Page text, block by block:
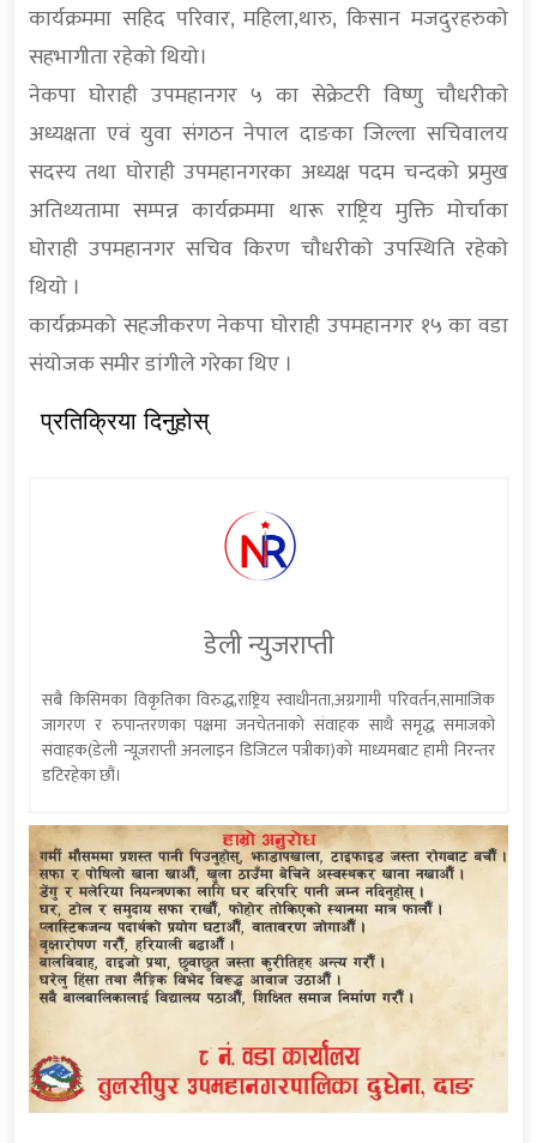
कार्यक्रममा सहिद परिवार, महिला,थारु, किसान मजदुरहरुको
सहभागीता रहेको थियो।
नेकपा घोराही उपमहानगर ५ का सेक्रेटरी विष्णु चौधरीको
अध्यक्षता एवं युवा संगठन नेपाल दाङका जिल्ला सचिवालय
सदस्य तथा घोराही उपमहानगरका अध्यक्ष पदम चन्दको प्रमुख
अतिथ्यतामा सम्पन्न कार्यक्रममा थारू राष्ट्रिय मुक्ति मोर्चाका
घोराही उपमहानगर सचिव किरण चौधरीको उपस्थिति रहेको
थियो ।
कार्यक्रमको सहजीकरण नेकपा घोराही उपमहानगर १५ का वडा
संयोजक समीर डांगीले गरेका थिए ।
प्रतिक्रिया दिनुहोस्
डेली न्युजराप्ती
सबै किसिमका विकृतिका विरुद्ध,राष्ट्रिय स्वाधीनता,अग्रगामी परिवर्तन,सामाजिक
जागरण र रुपान्तरणका पक्षमा जनचेतनाको संवाहक साथै समृद्ध समाजको
संवाहक(डेली न्यूजराप्ती अनलाइन डिजिटल पत्रीका)को माध्यमबाट हामी निरन्तर
डटिरहेका छौं।